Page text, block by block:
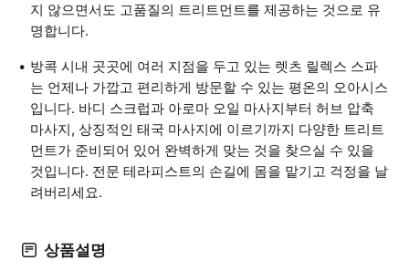
지 않으면서도 고품질의 트리트먼트를 제공하는 것으로 유
명합니다.
방콕 시내 곳곳에 여러 지점을 두고 있는 렛츠 릴렉스 스파
는 언제나 가깝고 편리하게 방문할 수 있는 평온의 오아시스
입니다. 바디 스크럽과 아로마 오일 마사지부터 허브 압축
마사지, 상징적인 태국 마사지에 이르기까지 다양한 트리트
먼트가 준비되어 있어 완벽하게 맞는 것을 찾으실 수 있을
것입니다. 전문 테라피스트의 손길에 몸을 맡기고 걱정을 날
려버리세요.
상품설명